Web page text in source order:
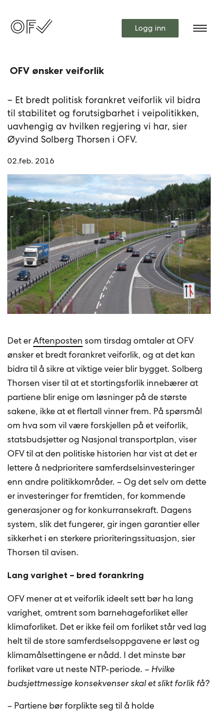
Logg inn
OFV ønsker veiforlik
– Et bredt politisk forankret veiforlik vil bidra
til stabilitet og forutsigbarhet i veipolitikken,
uavhengig av hvilken regjering vi har, sier
Øyvind Solberg Thorsen i OFV.
02.feb. 2016
Det erAftenposten som tirsdag omtaler at OFV
ønsker et bredt forankret veiforlik, og at det kan
bidra til å sikre at viktige veier blir bygget. Solberg
Thorsen viser til at et stortingsforlik innebærer at
partiene blir enige om løsninger på de største
sakene, ikke at et flertall vinner frem. På spørsmål
om hva som vil være forskjellen på et veiforlik,
statsbudsjetter og Nasjonal transportplan, viser
OFV til at den politiske historien har vist at det er
lettere å nedprioritere samferdselsinvesteringer
enn andre politikkområder. – Og det selv om dette
er investeringer for fremtiden, for kommende
generasjoner og for konkurransekraft. Dagens
system, slik det fungerer, gir ingen garantier eller
sikkerhet i en sterkere prioriteringssituasjon, sier
Thorsen til avisen.
Lang varighet – bred forankring
OFV mener at et veiforlik ideelt sett bør ha lang
varighet, omtrent som barnehageforliket eller
klimaforliket. Det er ikke feil om forliket står ved lag
helt til de store samferdselsoppgavene er løst og
klimamålsettingene er nådd. I det minste bør
forliket vare ut neste NTP-periode. – Hvilke
budsjettmessige konsekvenser skal et slikt forlik få?
– Partiene bør forplikte seg til å holde